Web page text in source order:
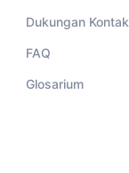
Dukungan Kontak
FAQ
Glosarium